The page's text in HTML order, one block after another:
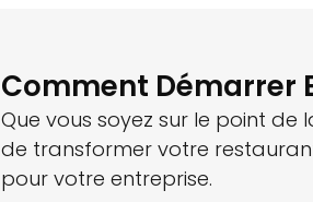
Comment Démarrer
Que vous soyez sur le point
de transformer votre
pour votre entreprise.